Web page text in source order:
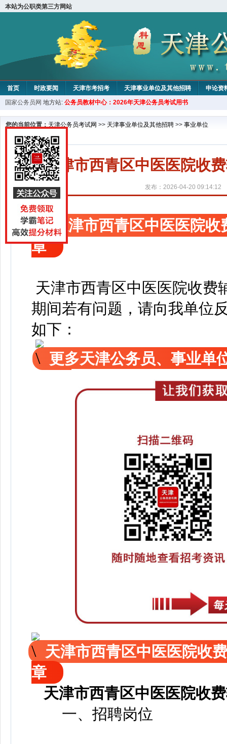
本站为公职类第三方网站
首页 时政要闻 天津市考招考 天津事业单位及其他招聘 申论资
教材中心
国家公务员网 地方站: 公务员教材中心：2026年天津公务员考试用书
您的当前位置： 天津公务员考试网 >> 天津事业单位及其他招聘 >> 事业单位
天津市西青区中医医院收
发布：2026-04-20 09:14:12
天津市西青区中医医院
章
天津市西青区中医医院收费
期间若有问题，请向我单位
如下：
更多天津公务员、事业单
天津市西青区中医医院收
章
天津市西青区中医医院收
一、招聘岗位